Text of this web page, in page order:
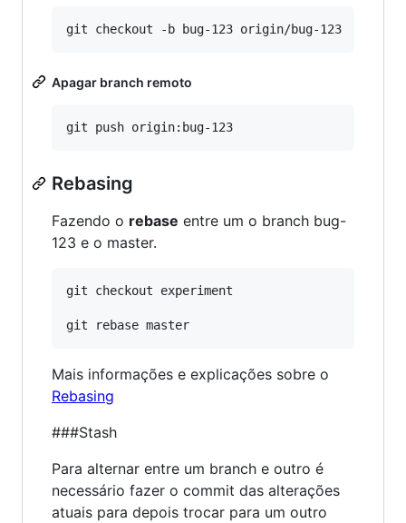
Apagar branch remoto
Rebasing
Fazendo o rebase entre um o branch bug-
123 e o master.
git checkout experiment
Mais informações e explicações sobre o
Rebasing
###Stash
Para alternar entre um branch e outro é
necessário fazer o commit das alterações
atuais para depois trocar para um outro